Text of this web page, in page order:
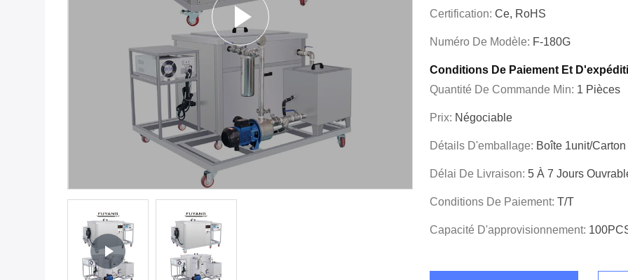
Certification: Ce, RoHS
Numéro De Modèle: F-180G
Conditions De Paiement Et
Quantité De Commande Min: 1 Pièces
Prix: Négociable
Détails D'emballage: Boîte 1unit/carton
Délai De Livraison: 5 À 7 Jours
Conditions De Paiement: T/T
Capacité D'approvisionnement: